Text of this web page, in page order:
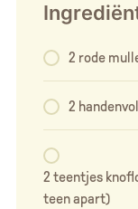
2 rode
2
2 teentjes
teen apart)